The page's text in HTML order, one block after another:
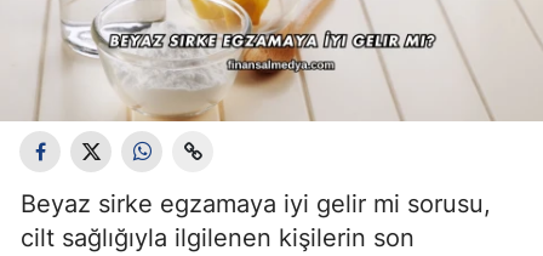
Beyaz sirke egzamaya iyi gelir mi sorusu,
cilt sağlığıyla ilgilenen kişilerin son